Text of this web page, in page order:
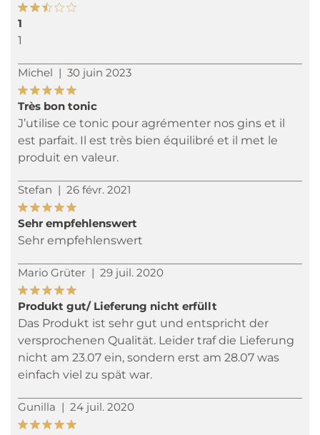
1
1
Michel | 30 juin 2023
Très bon tonic
J’utilise ce tonic pour agrémenter nos gins et il
est parfait. Il est très bien équilibré et il met le
produit en valeur.
Stefan | 26 févr. 2021
Sehr empfehlenswert
Sehr empfehlenswert
Mario Grüter | 29 juil. 2020
Produkt gut/ Lieferung nicht erfüllt
Das Produkt ist sehr gut und entspricht der
versprochenen Qualität. Leider traf die Lieferung
nicht am 23.07 ein, sondern erst am 28.07 was
einfach viel zu spät war.
Gunilla | 24 juil. 2020